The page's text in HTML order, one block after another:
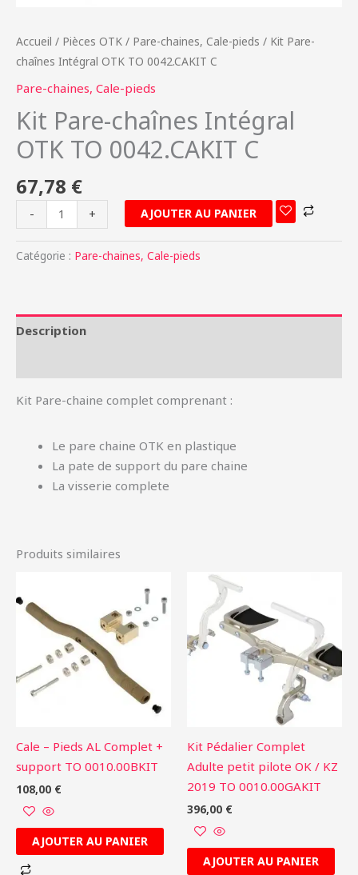
Accueil / Pièces OTK / Pare-chaines, Cale-pieds / Kit Pare-
chaînes Intégral OTK TO 0042.CAKIT C
Pare-chaines, Cale-pieds
Kit Pare-chaînes Intégral
OTK TO 0042.CAKIT C
67,78 €
- + AJOUTER AU PANIER
Catégorie : Pare-chaines, Cale-pieds
Description
Kit Pare-chaine complet comprenant :
Le pare chaine OTK en plastique
La pate de support du pare chaine
La visserie complete
Produits similaires
Cale – Pieds AL Complet +
support TO 0010.00BKIT
108,00 €
AJOUTER AU PANIER
Kit Pédalier Complet
Adulte petit pilote OK / KZ
2019 TO 0010.00GAKIT
396,00 €
AJOUTER AU PANIER